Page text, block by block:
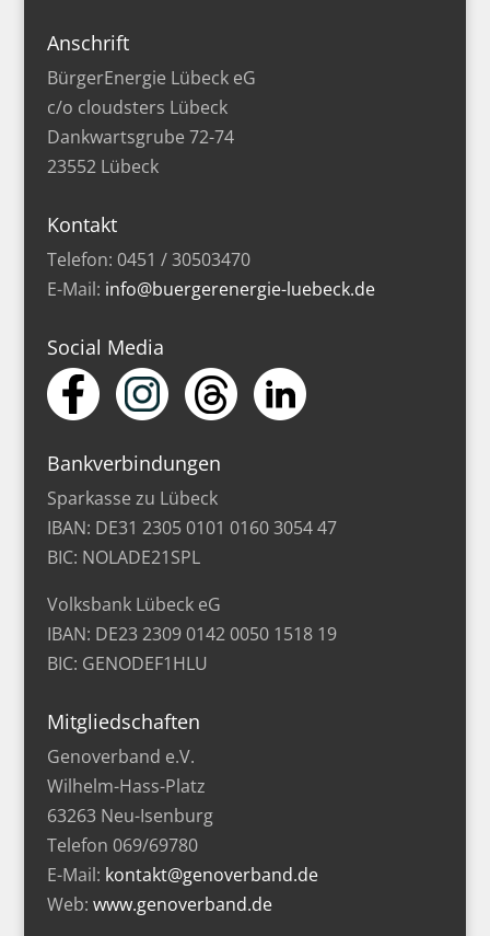
Anschrift
BürgerEnergie Lübeck eG
c/o cloudsters Lübeck
Dankwartsgrube 72-74
23552 Lübeck
Kontakt
Telefon: 0451 / 30503470
E-Mail: info@buergerenergie-luebeck.de
Social Media
Bankverbindungen
Sparkasse zu Lübeck
IBAN: DE31 2305 0101 0160 3054 47
BIC: NOLADE21SPL
Volksbank Lübeck eG
IBAN: DE23 2309 0142 0050 1518 19
BIC: GENODEF1HLU
Mitgliedschaften
Genoverband e.V.
Wilhelm-Hass-Platz
63263 Neu-Isenburg
Telefon 069/69780
E-Mail: kontakt@genoverband.de
Web: www.genoverband.de